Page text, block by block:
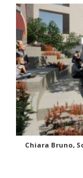
Chiara Bruno,